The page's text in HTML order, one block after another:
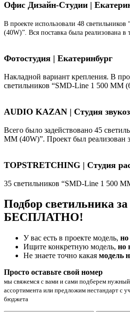
Офис Дизайн-Студии |
В проекте использовали 48
(40W)”. Вся поставка была реализована в
Фотостудия | Екатеринбург
Накладной вариант крепления. В
светильников “SMD-Line 1 500 ММ
AUDIO KAZAN | Студия
Всего было задействовано 45
ММ (40W)”. Проект был реализован
TOPSTRETCHING | Студия
35 светильников “SMD-Line 1 500
Подбор светильника за
БЕСПЛАТНО!
У вас есть в проекте модель, но
Ищите конкретную модель, но
Не знаете точно какая модель
Просто оставьте свой номер
мы свяжемся с вами и сами подберем нужный
ассортимента или предложим нестандарт с
бюджета